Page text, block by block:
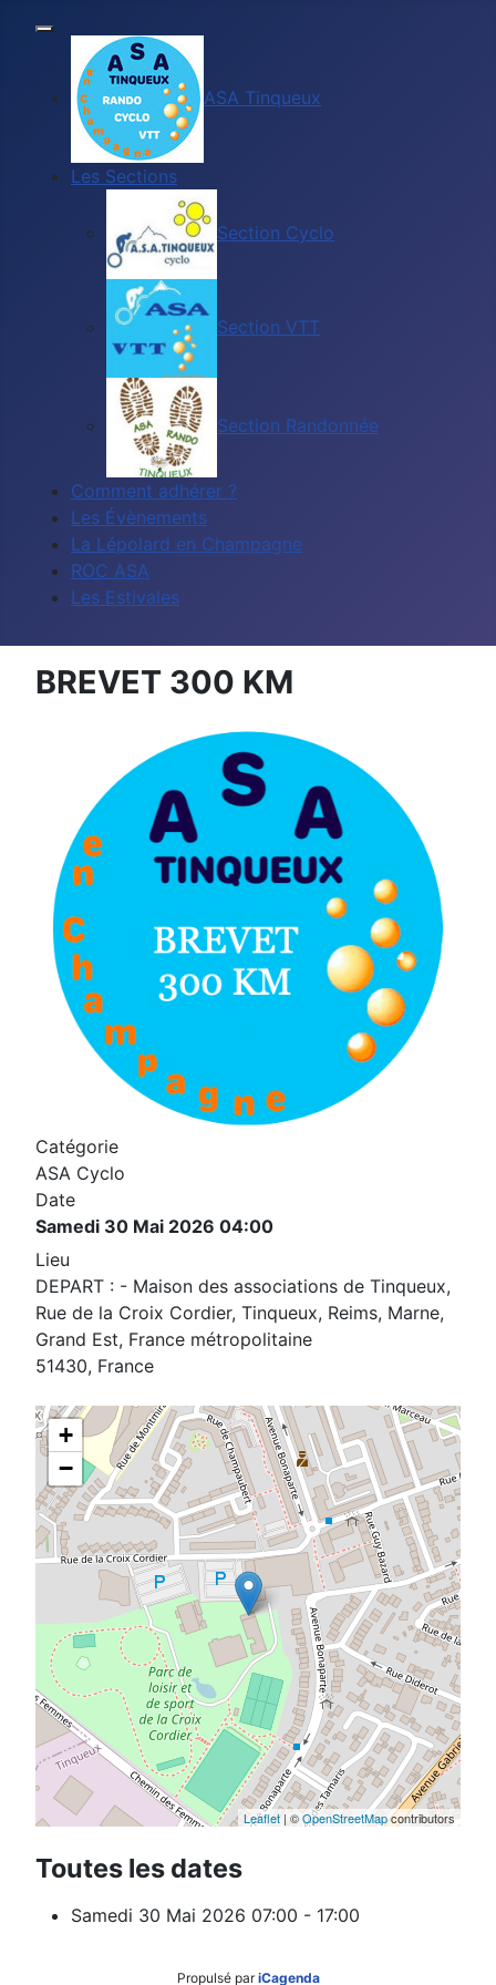
ASA Tinqueux
Les Sections
Section Cyclo
Section VTT
Section Randonnée
Comment adhérer ?
Les Évènements
La Lépolard en Champagne
ROC ASA
Les Estivales
BREVET 300 KM
Catégorie
ASA Cyclo
Date
Samedi 30 Mai 2026 04:00
Lieu
DEPART : - Maison des associations de Tinqueux,
Rue de la Croix Cordier, Tinqueux, Reims, Marne,
Grand Est, France métropolitaine
51430, France
+
−
Leaflet | ©OpenStreetMapcontributors
Toutes les dates
Samedi 30 Mai 2026 07:00 - 17:00
Propulsé pariCagenda